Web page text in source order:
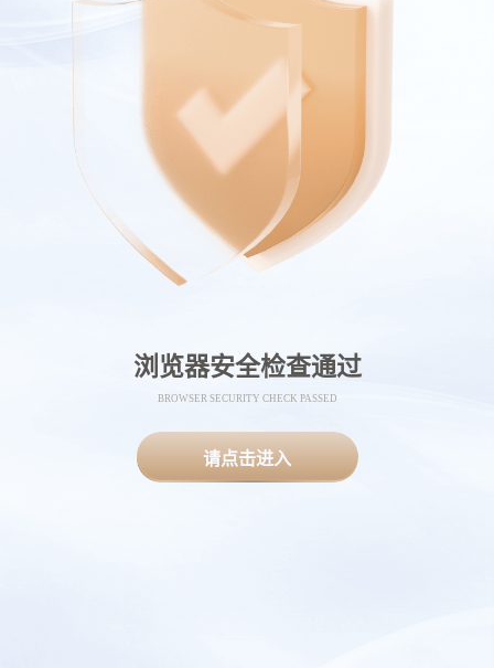
浏览器安全检查通过
BROWSER SECURITY CHECK PASSED
请点击进入